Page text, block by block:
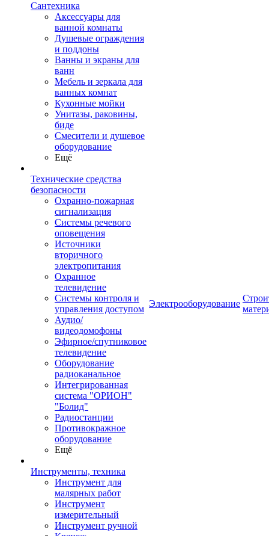
Сантехника
Аксессуары для
ванной комнаты
Душевые ограждения
и поддоны
Ванны и экраны для
ванн
Мебель и зеркала для
ванных комнат
Кухонные мойки
Унитазы, раковины,
биде
Смесители и душевое
оборудование
Ещё
Технические средства
безопасности
Охранно-пожарная
сигнализация
Системы речевого
оповещения
Источники
вторичного
электропитания
Охранное
телевидение
Системы контроля и
управления доступом
Аудио/
видеодомофоны
Эфирное/спутниковое
телевидение
Оборудование
радиоканальное
Интегрированная
система "ОРИОН"
"Болид"
Радиостанции
Противокражное
оборудование
Ещё
Инструменты, техника
Инструмент для
малярных работ
Инструмент
измерительный
Инструмент ручной
Электрооборудование